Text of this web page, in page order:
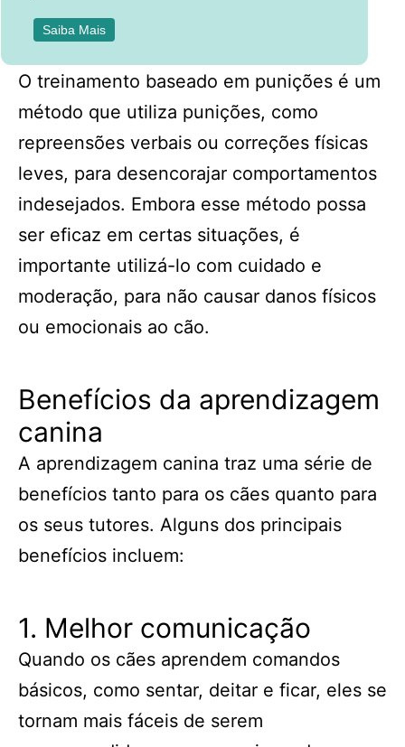
Saiba Mais
O treinamento baseado em punições é um
método que utiliza punições, como
repreensões verbais ou correções físicas
leves, para desencorajar comportamentos
indesejados. Embora esse método possa
ser eficaz em certas situações, é
importante utilizá-lo com cuidado e
moderação, para não causar danos físicos
ou emocionais ao cão.
Benefícios da aprendizagem
canina
A aprendizagem canina traz uma série de
benefícios tanto para os cães quanto para
os seus tutores. Alguns dos principais
benefícios incluem:
1. Melhor comunicação
Quando os cães aprendem comandos
básicos, como sentar, deitar e ficar, eles se
tornam mais fáceis de serem